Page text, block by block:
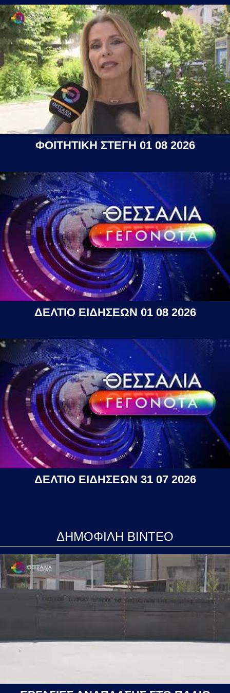
ΦΟΙΤΗΤΙΚΗ ΣΤΕΓΗ 01 08 2026
ΔΕΛΤΙΟ ΕΙΔΗΣΕΩΝ 01 08 2026
ΔΕΛΤΙΟ ΕΙΔΗΣΕΩΝ 31 07 2026
ΔΗΜΟΦΙΛΗ ΒΙΝΤΕΟ